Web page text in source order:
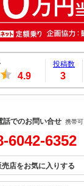
4.9
投稿数
3
話でのお問い合せ 携帯可
6042-6352
売店をお気に入りする